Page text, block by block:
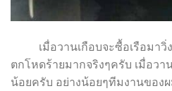
เมื่อวานเกือบจะซื้อเรือมาวิ่
ตกโหดร้ายมากจริงๆครับ เมื่อวา
น้อยครับ อย่างน้อยๆทีมงานของ